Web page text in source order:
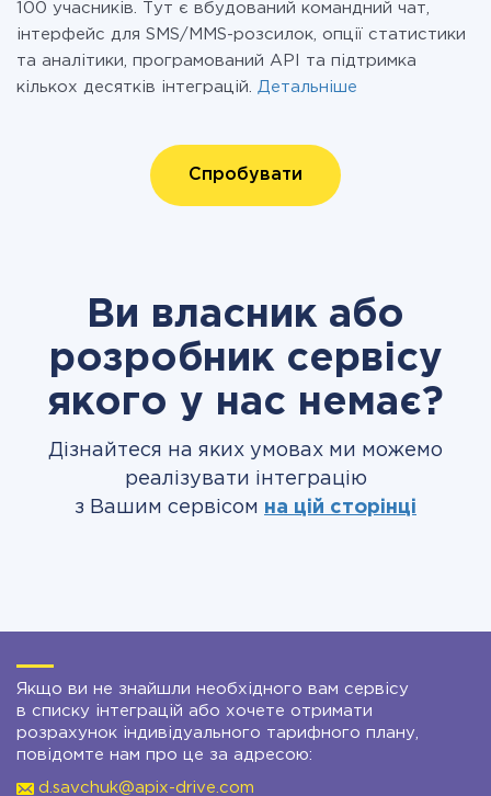
100 учасників. Тут є вбудований командний чат,
інтерфейс для SMS/MMS-розсилок, опції статистики
та аналітики, програмований API та підтримка
кількох десятків інтеграцій. Детальніше
Спробувати
Ви власник або
розробник сервісу
якого у нас немає?
Дізнайтеся на яких умовах ми можемо
реалізувати інтеграцію
з Вашим сервісом на цій сторінці
Якщо ви не знайшли необхідного вам сервісу
в списку інтеграцій або хочете отримати
розрахунок індивідуального тарифного плану,
повідомте нам про це за адресою:
d.savchuk@apix-drive.com